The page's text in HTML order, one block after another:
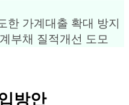
한 가계대출 확대 방지
부채 질적개선 도모
방안